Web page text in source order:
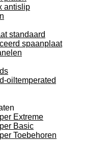
antislip
standaard
spaanplaat
oiltemperated
Extreme
Basic
Toebehoren